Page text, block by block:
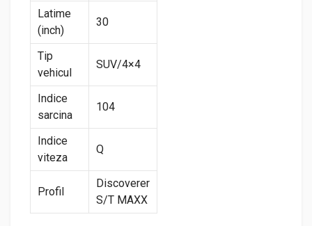
Latime
(inch)
30
Tip
vehicul
SUV/4×4
Indice
sarcina
104
Indice
viteza
Q
Profil
Discoverer
S/T MAXX